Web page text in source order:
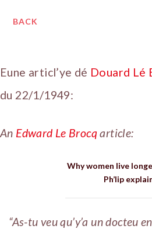
BACK
Eune articl’ye dé Douard Lé
du 22/1/1949:
An Edward Le Brocq article:
Why women live
Ph’lip
“As-tu veu qu’y’a un docteu